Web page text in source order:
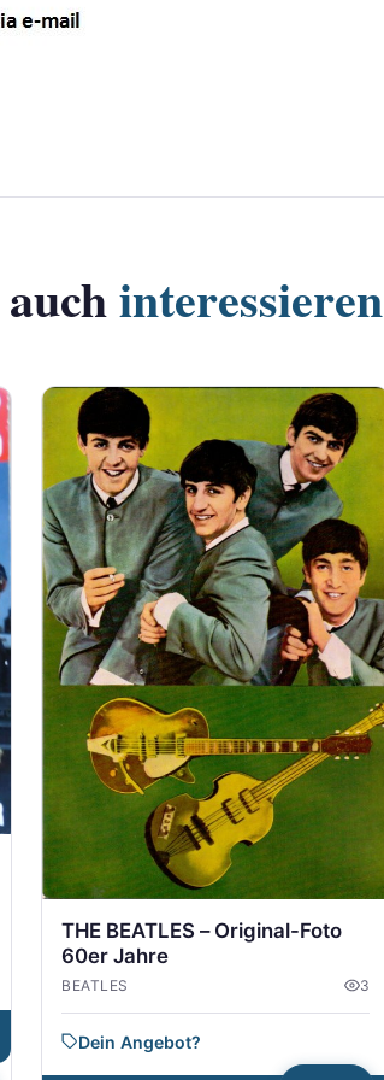
interessieren
THE BEATLES – Original-Foto
60er Jahre
BEATLES 3
Dein Angebot?